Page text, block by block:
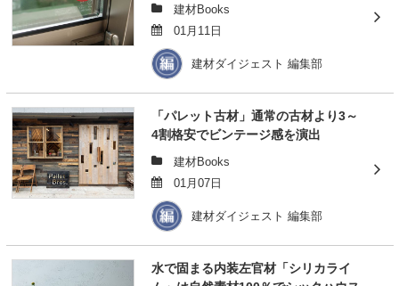
建材Books
01月11日
建材ダイジェスト 編集部
「パレット古材」通常の古材より3～
4割格安でビンテージ感を演出
建材Books
01月07日
建材ダイジェスト 編集部
水で固まる内装左官材「シリカライ